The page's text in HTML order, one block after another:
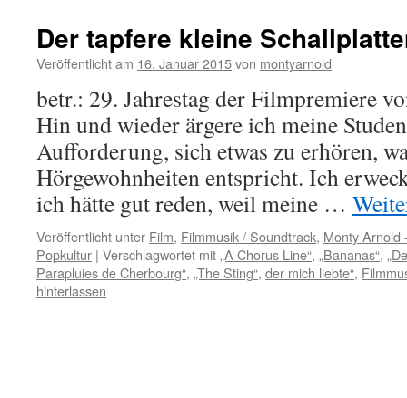
Der tapfere kleine
Veröffentlicht am 16. Januar 2015von montyarnold
betr.: 29. Jahrestag der Filmpremiere
Hin und wieder ärgere ich meine
Aufforderung, sich etwas zu erhören,
Hörgewohnheiten entspricht. Ich
ich hätte gut reden, weil meine …
Veröffentlicht unter Film, Filmmusik / Soundtrack, Monty Arnold
Popkultur | Verschlagwortet mit „A Chorus Line“, „Bananas“,
Parapluies de Cherbourg“, „The Sting“, der mich liebte“,
hinterlassen